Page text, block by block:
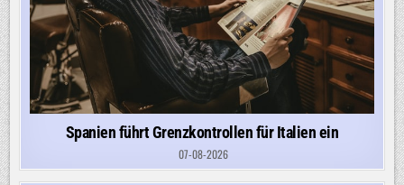
Spanien führt Grenzkontrollen für Italien ein
07-08-2026